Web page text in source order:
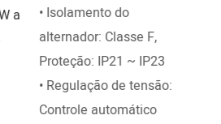
• Isolamento do
alternador: Classe F,
Proteção: IP21 ~ IP23
• Regulação de tensão:
Controle automático